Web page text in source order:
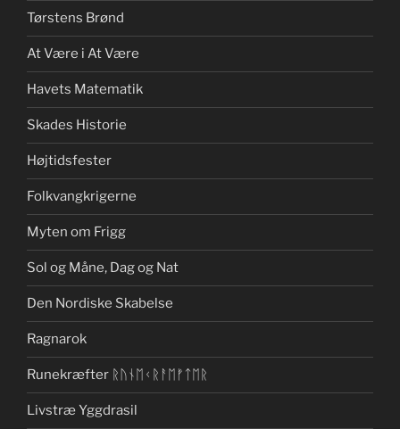
Tørstens Brønd
At Være i At Være
Havets Matematik
Skades Historie
Højtidsfester
Folkvangkrigerne
Myten om Frigg
Sol og Måne, Dag og Nat
Den Nordiske Skabelse
Ragnarok
Runekræfter ᚱᚢᚾᛖᚲᚱᚨᛖᚠᛏᛖᚱ
Livstræ Yggdrasil